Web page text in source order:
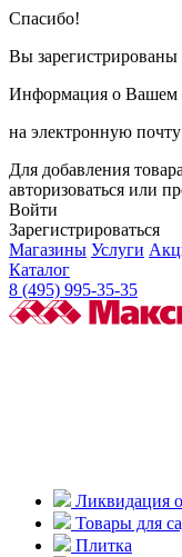
Спасибо!
Вы
Информация о Вашем
на электронную
Для добавления
авторизоваться или
Войти
Зарегистрироваться
Магазины Услуги
Каталог
8 (495) 995-35-35
Ликвидация
Товары для
Плитка